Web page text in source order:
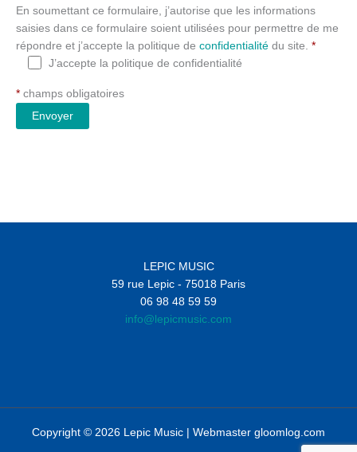
En soumettant ce formulaire, j’autorise que les informations
saisies dans ce formulaire soient utilisées pour permettre de me
répondre et j’accepte la politique de confidentialité du site. *
J’accepte la politique de confidentialité
* champs obligatoires
LEPIC MUSIC
59 rue Lepic - 75018 Paris
06 98 48 59 59
info@lepicmusic.com
Copyright © 2026 Lepic Music | Webmaster gloomlog.com